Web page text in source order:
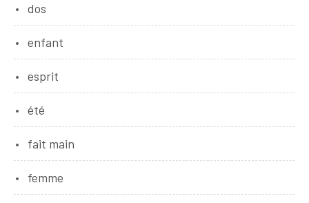
dos
enfant
esprit
été
fait main
femme